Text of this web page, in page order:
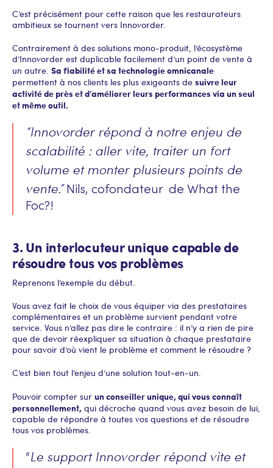
C’est précisément pour cette raison que les restaurateurs
ambitieux se tournent vers Innovorder.
Contrairement à des solutions mono-produit, l’écosystème
d’Innovorder est duplicable facilement d’un point de vente à
un autre. Sa fiabilité et sa technologie omnicanale
permettent à nos clients les plus exigeants de suivre leur
activité de près et d’améliorer leurs performances via un seul
et même outil.
“Innovorder répond à notre enjeu de
scalabilité : aller vite, traiter un fort
volume et monter plusieurs points de
vente.” Nils, cofondateur de What the
Foc?!
3. Un interlocuteur unique capable de
résoudre tous vos problèmes
Reprenons l’exemple du début.
Vous avez fait le choix de vous équiper via des prestataires
complémentaires et un problème survient pendant votre
service. Vous n’allez pas dire le contraire : il n’y a rien de pire
que de devoir réexpliquer sa situation à chaque prestataire
pour savoir d’où vient le problème et comment le résoudre ?
C’est bien tout l’enjeu d’une solution tout-en-un.
Pouvoir compter sur un conseiller unique, qui vous connaît
personnellement, qui décroche quand vous avez besoin de lui,
capable de répondre à toutes vos questions et de résoudre
tous vos problèmes.
“ Le support Innovorder répond vite et